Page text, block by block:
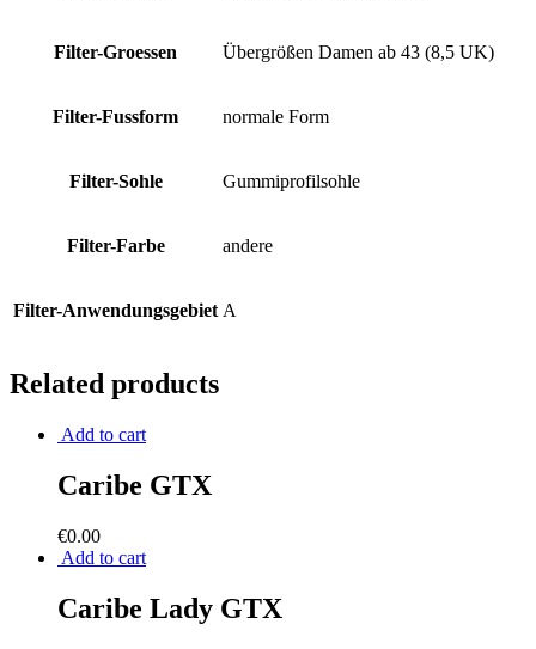
Filter-Groessen Übergrößen Damen ab 43 (8,5 UK)
Filter-Fussform normale Form
Filter-Sohle Gummiprofilsohle
Filter-Farbe andere
Filter-Anwendungsgebiet A
Related products
Add to cart
Caribe GTX
€0.00
Add to cart
Caribe Lady GTX